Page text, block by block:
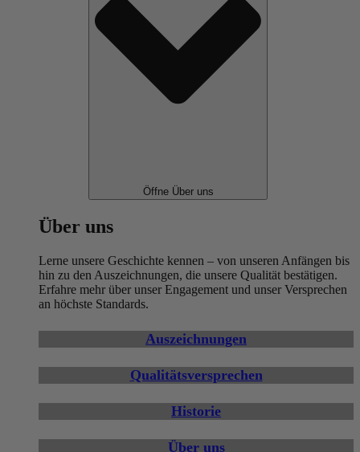
Öffne Über uns
Über uns
Lerne unsere Geschichte kennen – von unseren Anfängen bis
hin zu den Auszeichnungen, die unsere Qualität bestätigen.
Erfahre mehr über unser Engagement und unser Versprechen
an höchste Standards.
Auszeichnungen
Qualitätsversprechen
Historie
Über uns